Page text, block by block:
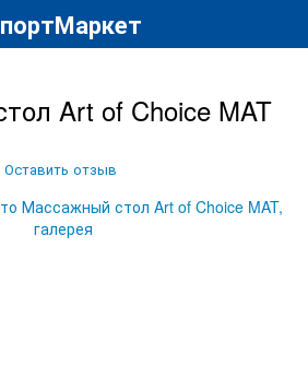
Art of Choice MAT
Оставить отзыв